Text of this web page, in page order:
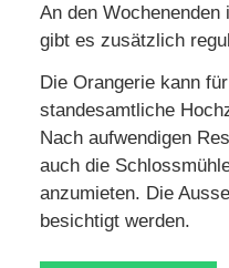
An den Wochenenden
gibt es zusätzlich
Die Orangerie kann
standesamtliche
Nach aufwendigen
auch die
anzumieten. Die
besichtigt werden.